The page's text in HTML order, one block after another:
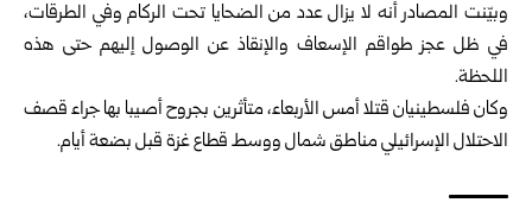
وبيّنت المصادر أنه لا يزال عدد من الضحايا تحت الركام وفي الطرقات،
في ظل عجز طواقم الإسعاف والإنقاذ عن الوصول إليهم حتى هذه
اللحظة.
وكان فلسطينيان قتلا أمس الأربعاء، متأثرين بجروح أصيبا بها جراء قصف
الاحتلال الإسرائيلي مناطق شمال ووسط قطاع غزة قبل بضعة أيام.